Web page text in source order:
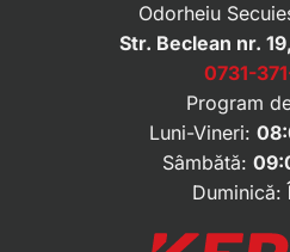
Odorheiu
Str. Beclean nr.
0731-
Program
Luni-Vineri:
Sâmbătă:
Duminică: